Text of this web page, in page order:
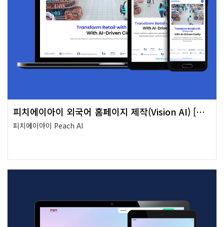
피치에이아이 외국어 홈페이지 제작(Vision AI) [수출바우처]
피치에이아이 Peach AI